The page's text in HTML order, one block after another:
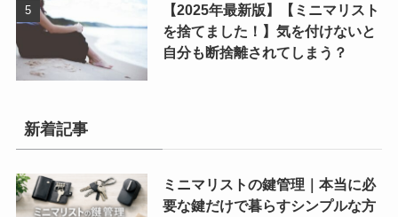
【2025年最新版】【ミニマリスト
を捨てました！】気を付けないと
自分も断捨離されてしまう？
新着記事
ミニマリストの鍵管理｜本当に必
要な鍵だけで暮らすシンプルな方